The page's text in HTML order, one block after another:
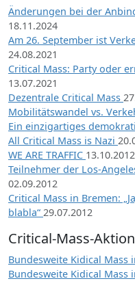
Änderungen bei der
18.11.2024
Am 26. September ist
24.08.2021
Critical Mass: Party oder
13.07.2021
Dezentrale Critical Mass
Mobilitätswandel vs.
Ein einzigartiges
All Critical Mass is Nazi
WE ARE TRAFFIC 13.10.2012
Teilnehmer der Los-
02.09.2012
Critical Mass in Bremen:
blabla“ 29.07.2012
Critical-Mass-
Bundesweite Kidical Mass
Bundesweite Kidical Mass